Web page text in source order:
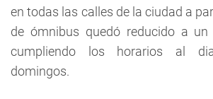
en todas las calles de la ciudad a
de ómnibus quedó reducido a
cumpliendo los horarios al
domingos.